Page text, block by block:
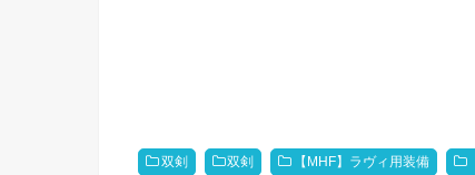
双剣 双剣 【MHF】ラヴィ用装備